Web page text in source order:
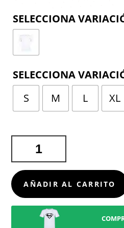
S
M L XL
ADULTO
BLANCA
"KEYA"
MC130
CANTIDAD
AÑADIR AL CARRITO